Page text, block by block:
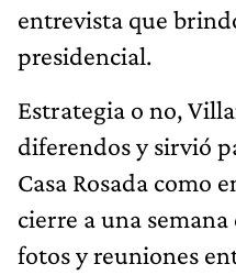
entrevista que
presidencial.
Estrategia o no,
diferendos y sirvió
Casa Rosada como
cierre a una
fotos y reuniones